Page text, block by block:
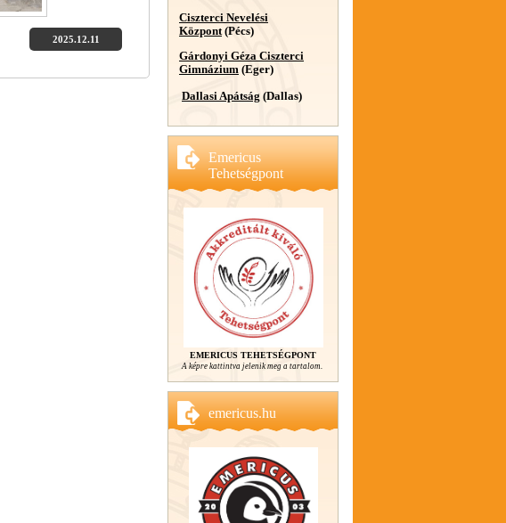
2025.12.11
Ciszterci Nevelési
Központ(Pécs)
Gárdonyi Géza Ciszterci
Gimnázium (Eger)
Dallasi Apátság (Dallas)
Emericus
Tehetségpont
EMERICUS TEHETSÉGPONT
A képre kattintva jelenik meg a tartalom.
emericus.hu